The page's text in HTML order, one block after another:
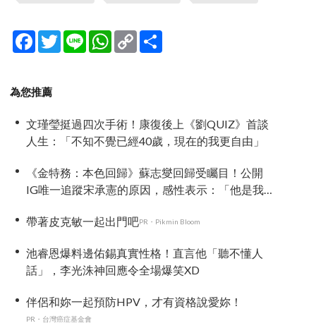
Facebook
TwitterLine WhatsApp
Copy
Link
為您推薦
文瑾瑩挺過四次手術！康復後上《劉QUIZ》首談
人生：「不知不覺已經40歲，現在的我更自由」
《金特務：本色回歸》蘇志燮回歸受矚目！公開
IG唯一追蹤宋承憲的原因，感性表示：「他是我
帶著皮克敏一起出門吧PR・Pikmin Bloom
池睿恩爆料邊佑錫真實性格！直言他「聽不懂人
話」，李光洙神回應令全場爆笑XD
伴侶和妳一起預防HPV，才有資格說愛妳！
PR・台灣癌症基金會